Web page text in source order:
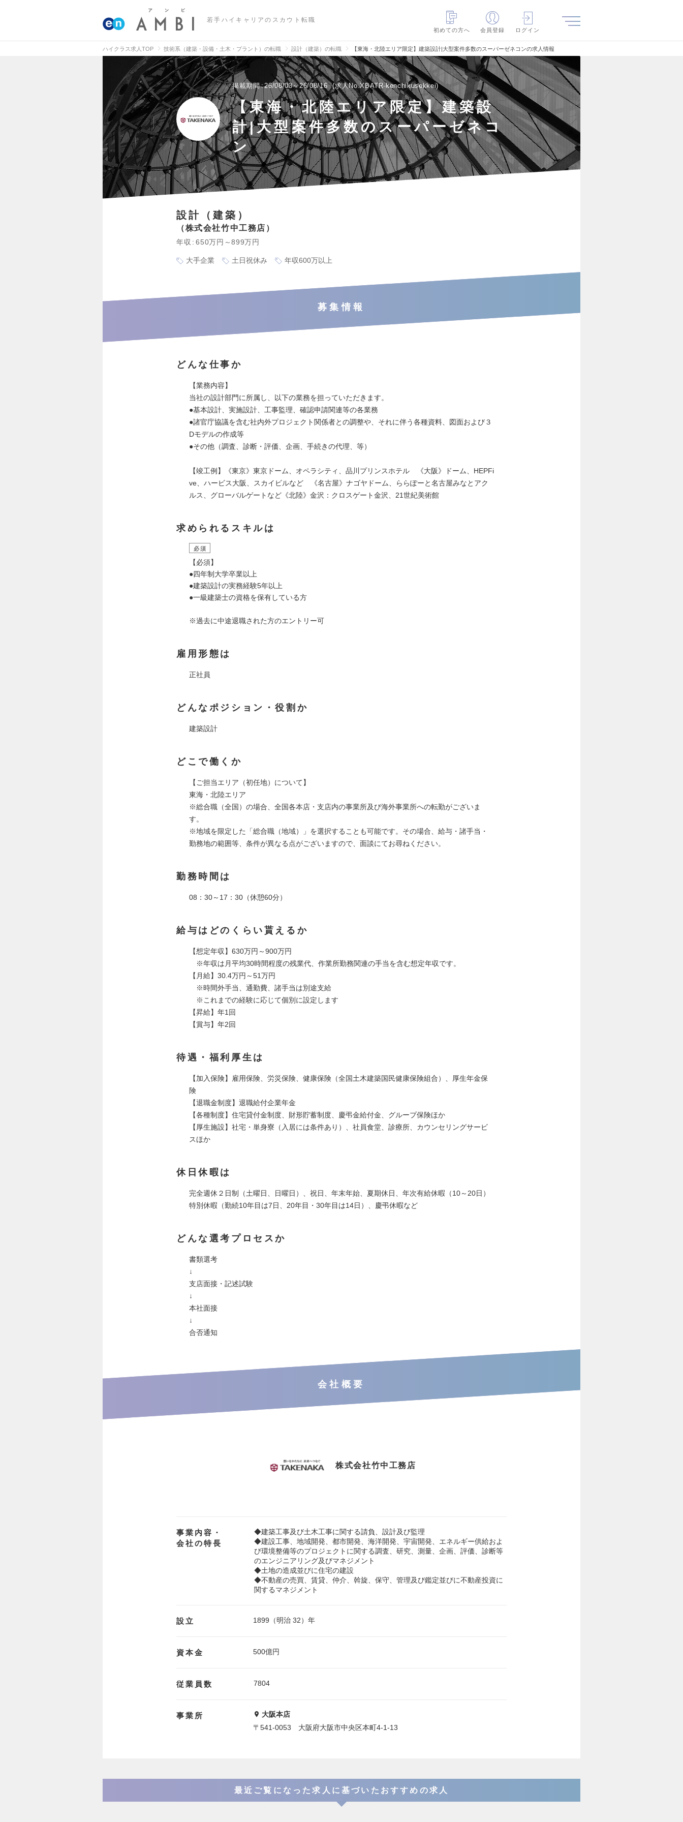
若手ハイキャリアのスカウト転職
初めての方へ
会員登録 ログイン
ハイクラス求人TOP 技術系（建築・設備・土木・プラント）の転職 設計（建築）の転職 【東海・北陸エリア限定】建築設計|大型案件多数のスーパーゼネコンの求人情報
掲載期間 26/08/03～26/08/16 求人No.XBATR-kenchikusekkei
【東海・北陸エリア限定】建築設
計|大型案件多数のスーパーゼネコ
ン
設計（建築）
株式会社竹中工務店
年収 650万円～899万円
大手企業 土日祝休み 年収600万以上
募集情報
どんな仕事か
【業務内容】
当社の設計部門に所属し、以下の業務を担っていただきます。
●基本設計、実施設計、工事監理、確認申請関連等の各業務
●諸官庁協議を含む社内外プロジェクト関係者との調整や、それに伴う各種資料、図面および３
Dモデルの作成等
●その他（調査、診断・評価、企画、手続きの代理、等）
【竣工例】《東京》東京ドーム、オペラシティ、品川プリンスホテル 《大阪》ドーム、HEPFi
ve、ハービス大阪、スカイビルなど 《名古屋》ナゴヤドーム、ららぽーと名古屋みなとアク
ルス、グローバルゲートなど《北陸》金沢：クロスゲート金沢、21世紀美術館
求められるスキルは
必須
【必須】
●四年制大学卒業以上
●建築設計の実務経験5年以上
●一級建築士の資格を保有している方
※過去に中途退職された方のエントリー可
雇用形態は
正社員
どんなポジション・役割か
建築設計
どこで働くか
【ご担当エリア（初任地）について】
東海・北陸エリア
※総合職（全国）の場合、全国各本店・支店内の事業所及び海外事業所への転勤がございま
す。
※地域を限定した「総合職（地域）」を選択することも可能です。その場合、給与・諸手当・
勤務地の範囲等、条件が異なる点がございますので、面談にてお尋ねください。
勤務時間は
08：30～17：30（休憩60分）
給与はどのくらい貰えるか
【想定年収】630万円～900万円
※年収は月平均30時間程度の残業代、作業所勤務関連の手当を含む想定年収です。
【月給】30.4万円～51万円
※時間外手当、通勤費、諸手当は別途支給
※これまでの経験に応じて個別に設定します
【昇給】年1回
【賞与】年2回
待遇・福利厚生は
【加入保険】雇用保険、労災保険、健康保険（全国土木建築国民健康保険組合）、厚生年金保
険
【退職金制度】退職給付企業年金
【各種制度】住宅貸付金制度、財形貯蓄制度、慶弔金給付金、グループ保険ほか
【厚生施設】社宅・単身寮（入居には条件あり）、社員食堂、診療所、カウンセリングサービ
スほか
休日休暇は
完全週休２日制（土曜日、日曜日）、祝日、年末年始、夏期休日、年次有給休暇（10～20日）
特別休暇（勤続10年目は7日、20年目・30年目は14日）、慶弔休暇など
どんな選考プロセスか
書類選考
↓
支店面接・記述試験
↓
本社面接
↓
合否通知
会社概要
株式会社竹中工務店
事業内容・
会社の特長
◆建築工事及び土木工事に関する請負、設計及び監理
◆建設工事、地域開発、都市開発、海洋開発、宇宙開発、エネルギー供給およ
び環境整備等のプロジェクトに関する調査、研究、測量、企画、評価、診断等
のエンジニアリング及びマネジメント
◆土地の造成並びに住宅の建設
◆不動産の売買、賃貸、仲介、斡旋、保守、管理及び鑑定並びに不動産投資に
関するマネジメント
設立 1899（明治 32）年
資本金 500億円
従業員数 7804
事業所
大阪本店
〒541-0053 大阪府大阪市中央区本町4-1-13
最近ご覧になった求人に基づいたおすすめの求人